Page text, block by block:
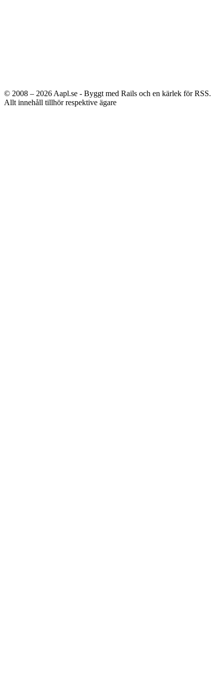
© 2008 – 2026 Aapl.se - Byggt med Rails och en kärlek för RSS.
Allt innehåll tillhör respektive ägare